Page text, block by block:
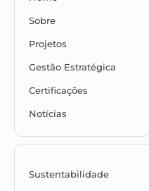
Sobre
Projetos
Gestão Estratégica
Certificações
Notícias
Sustentabilidade